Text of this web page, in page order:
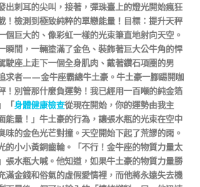
出刺耳的尖叫，接著，彈珠臺上的燈光開始瘋狂
！檢測到極致純粹的單戀能量！目標：提升天秤
個巨大的、像彩虹一樣的光束筆直地射向天空。
瞬間，一輛塗滿了金色、裝飾著巨大公牛角的悍
駛座上走下一個全身肌肉、戴著鑽石項圈的男
求者——金牛座霸總牛土豪。牛土豪一腳踢開咖
！別管那什麼負運勢！我已經用一百噸的純金箔
「身體健康檢查從現在開始，你的運勢由我主
能量！」牛土豪的行為，讓張水瓶的光束在空中
味的金色光芒對撞。天空開始下起了荒謬的雨。
的小小黃銅齒輪。「不行！金牛座的物質力量太
張水瓶大喊。他知道，如果牛土豪的物質力量勝
滿金錢和俗氣的虛假愛情裡，而他將永遠失去機